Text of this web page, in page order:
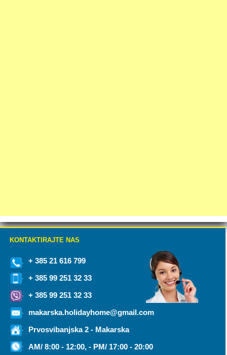
KONTAKTIRAJTE NAS
+ 385 21 616 799
+ 385 99 251 32 33
+ 385 99 251 32 33
makarska.holidayhome@gmail.com
Prvosvibanjska 2 - Makarska
AM/ 8:00 - 12:00, - PM/ 17:00 - 20:00